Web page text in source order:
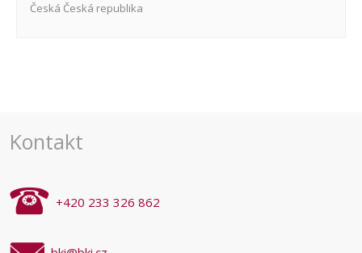
Česká Česká republika
Kontakt
+420 233 326 862